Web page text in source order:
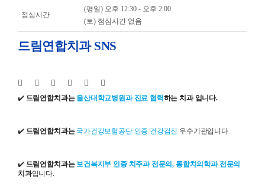
점심시간
(평일) 오후 12:30 - 오후 2:00
(토) 점심시간 없음
드림연합치과 SNS
✔️ 드림연합치과는 울산대학교병원과 진료 협력하는 치과 입니다.
✔️ 드림연합치과는 국가건강보험공단 인증 건강검진 우수기관입니다.
✔️ 드림연합치과는보건복지부 인증 치주과 전문의, 통합치의학과 전문의
치과입니다.